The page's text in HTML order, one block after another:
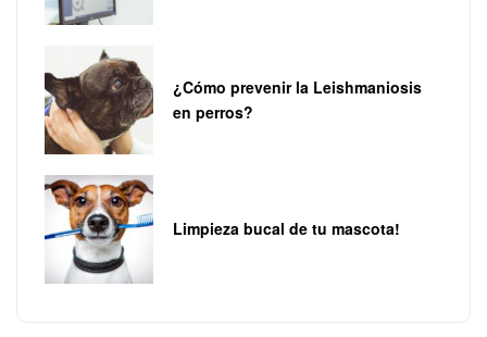
¿Cómo prevenir la Leishmaniosis
en perros?
Limpieza bucal de tu mascota!